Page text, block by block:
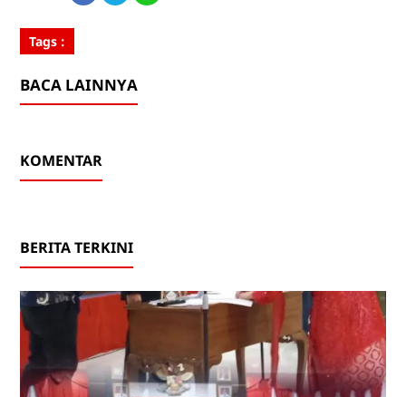
Tags :
BACA LAINNYA
KOMENTAR
BERITA TERKINI